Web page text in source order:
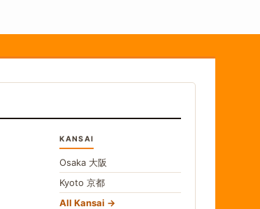
KANSAI
Osaka 大阪
Kyoto京都
All Kansai